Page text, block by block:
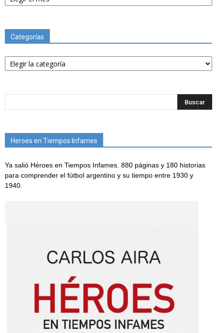
Categorías
Categorías
Heroes en Tiempos Infames
Ya salió Héroes en Tiempos Infames. 880 páginas y 180 historias
para comprender el fútbol argentino y su tiempo entre 1930 y
1940.